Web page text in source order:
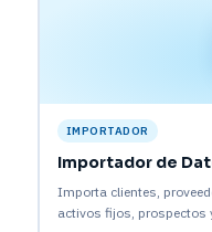
IMPORTADOR
Importador de
Importa clientes,
activos fijos, prospectos